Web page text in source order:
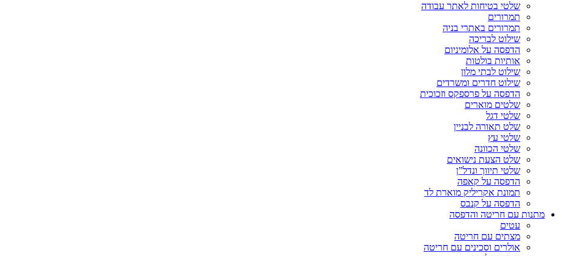
שלטי בטיחות לאתר עבודה
תמרורים
תמרורים באתרי בניה
שילוט לבריכה
הדפסה על אלומיניום
אותיות בולטות
שילוט לבתי מלון
שילוט חדרים ומשרדים
הדפסה על פרספקס וזכוכית
שלטים מוארים
שלטי דגל
שלט תאורה לבניין
שלטי עץ
שלטי הכוונה
שלט הצעת נישואים
שלטי תיווך ונדל”ן
הדפסה על קאפה
תמונת אקריליק מוארת לד
הדפסה על קנבס
מתנות עם חריטה והדפסה
עטים
מצתים עם חריטה
אולרים וסכינים עם חריטה